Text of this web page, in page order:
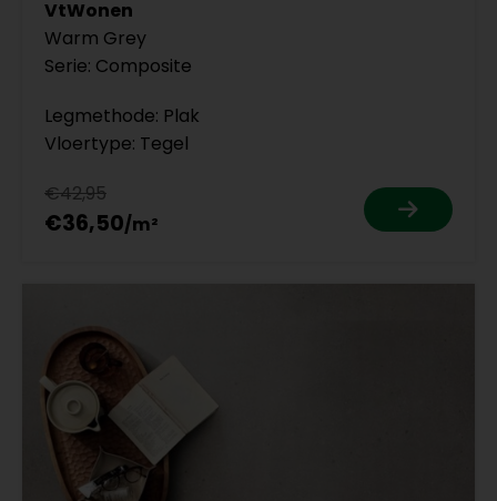
VtWonen
Warm Grey
Serie: Composite
Legmethode: Plak
Vloertype: Tegel
€42,95
€36,50